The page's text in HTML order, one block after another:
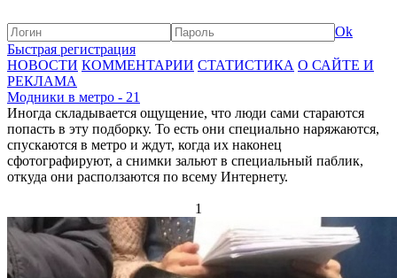
Ok
Быстрая регистрация
НОВОСТИ КОММЕНТАРИИ СТАТИСТИКА О САЙТЕ И
РЕКЛАМА
Модники в метро - 21
Иногда складывается ощущение, что люди сами стараются
попасть в эту подборку. То есть они специально наряжаются,
спускаются в метро и ждут, когда их наконец
сфотографируют, а снимки зальют в специальный паблик,
откуда они расползаются по всему Интернету.
1